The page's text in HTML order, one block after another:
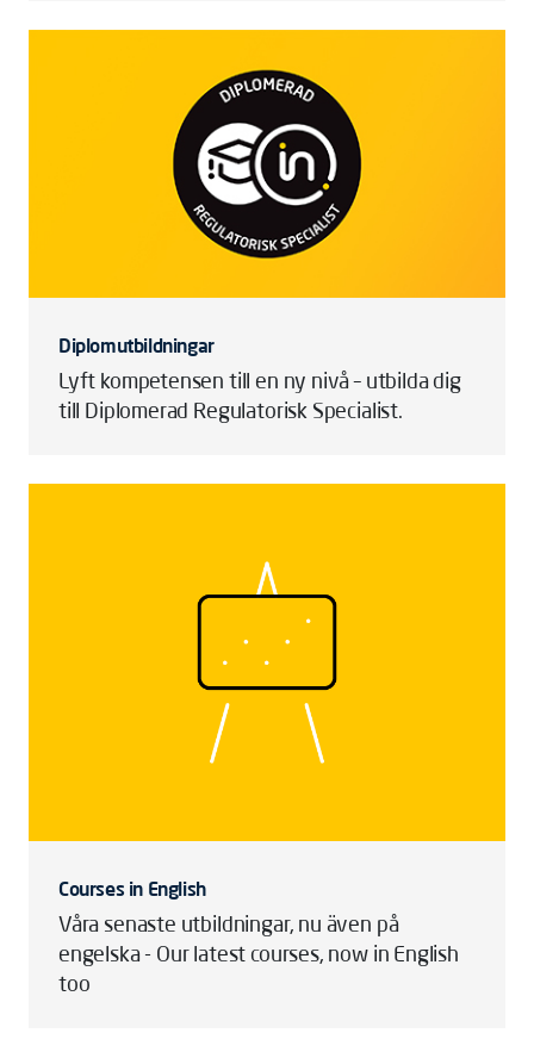
Diplomutbildningar
Lyft kompetensen till en ny nivå – utbilda dig
till Diplomerad Regulatorisk Specialist.
Courses in English
Våra senaste utbildningar, nu även på
engelska - Our latest courses, now in English
too